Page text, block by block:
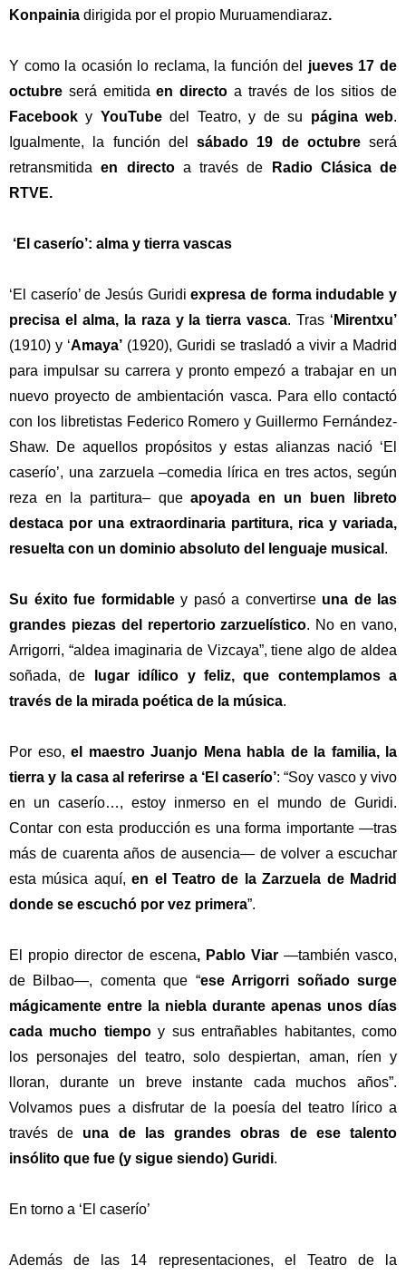
Konpainia dirigida por el propio Muruamendiaraz.
Y como la ocasión lo reclama, la función del jueves 17 de
octubre será emitidaen directo a través de los sitios de
Facebook y YouTubedel Teatro, y de su página web.
Igualmente, la función del sábado 19 de octubreserá
retransmitidaen directoa través de
Radio Clásica de
RTVE.
‘El caserío’: alma y tierra vascas
‘El caserío’ de Jesús Guridiexpresa de forma indudable y
precisa el alma, la raza y la tierra vasca. Tras ‘ Mirentxu’
(1910) y ‘Amaya’ (1920), Guridi se trasladó a vivir a Madrid
para impulsar su carrera y pronto empezó a trabajar en un
nuevo proyecto de ambientación vasca. Para ello contactó
con los libretistas Federico Romero y Guillermo Fernández-
Shaw. De aquellos propósitos y estas alianzas nació ‘El
caserío’, una zarzuela –comedia lírica en tres actos, según
reza en la partitura– queapoyada en un buen libreto
destaca por una extraordinaria partitura, rica y variada,
resuelta con un dominio absoluto del lenguaje musical .
Su éxito fue formidabley pasó a convertirse una de las
grandes piezas del repertorio zarzuelístico. No en vano,
Arrigorri, “aldea imaginaria de Vizcaya”, tiene algo de aldea
soñada, de
lugar idílico y feliz, que contemplamos a
través de la mirada poética de la música.
Por eso, el maestro Juanjo Mena habla de la familia, la
tierra y la casa al referirse a ‘El caserío’: “Soy vasco y vivo
en un caserío…, estoy inmerso en el mundo de Guridi.
Contar con esta producción es una forma importante —tras
más de cuarenta años de ausencia— de volver a escuchar
esta música aquí,en el Teatro de la Zarzuela de Madrid
donde se escuchó por vez primera”.
El propio director de escena, Pablo Viar —también vasco,
de Bilbao—, comenta que “ese Arrigorri soñado surge
mágicamente entre la niebla durante apenas unos días
cada mucho tiempoy sus entrañables habitantes, como
los personajes del teatro, solo despiertan, aman, ríen y
lloran, durante un breve instante cada muchos años”.
Volvamos pues a disfrutar de la poesía del teatro lírico a
través de una de las grandes obras de ese talento
insólito que fue (y sigue siendo) Guridi.
En torno a ‘El caserío’
Además de las 14 representaciones, el Teatro de la